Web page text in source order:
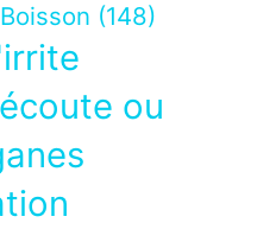
Boisson (148)
ou